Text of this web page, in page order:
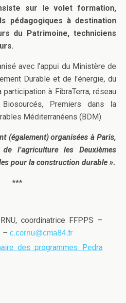
sur le volet formation,
pédagogiques à destination
du Patrimoine, techniciens
avec l’appui du Ministère de
Durable et de l’énergie, du
à FibraTerra, réseau
Premiers dans la
Méditerranéens (BDM).
(également) organisées à Paris,
l’agriculture les Deuxièmes
pour la construction durable ».
***
coordinatrice FFPPS –
–c.cornu@cma84.fr
des programmes Pedra